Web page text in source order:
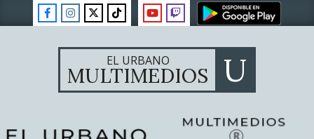
to
EL URBANO
MULTIMEDIOS U